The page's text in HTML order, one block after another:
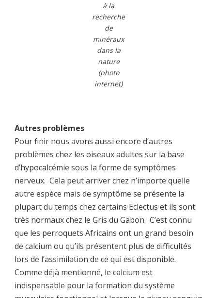
à la
recherche
de
minéraux
dans la
nature
(photo
internet)
Autres problèmes
Pour finir nous avons aussi encore d’autres
problèmes chez les oiseaux adultes sur la base
d’hypocalcémie sous la forme de symptômes
nerveux. Cela peut arriver chez n’importe quelle
autre espèce mais de symptôme se présente la
plupart du temps chez certains Eclectus et ils sont
très normaux chez le Gris du Gabon. C’est connu
que les perroquets Africains ont un grand besoin
de calcium ou qu’ils présentent plus de difficultés
lors de l’assimilation de ce qui est disponible.
Comme déjà mentionné, le calcium est
indispensable pour la formation du système